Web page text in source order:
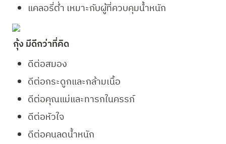
แคลอรี่ต่ำ เหมาะกับผู้ที่ควบคุมน้ำหนัก
กุ้ง มีดีกว่าที่คิด
ดีต่อสมอง
ดีต่อกระดูกและกล้ามเนื้อ
ดีต่อคุณแม่และทารกในครรภ์
ดีต่อหัวใจ
ดีต่อคนลดน้ำหนัก